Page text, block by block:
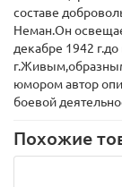
составе
Неман.Он
декабре 1942
юмором автор
боевой
Похожие